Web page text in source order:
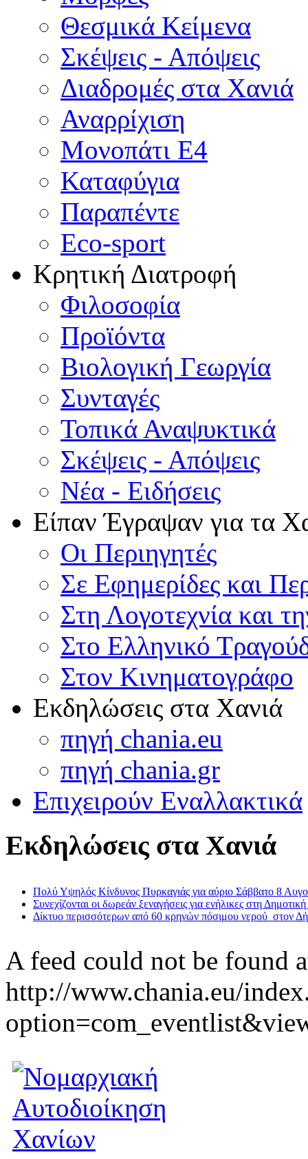
Θεσμικά Κείμενα
Σκέψεις - Απόψεις
Διαδρομές στα Χανιά
Αναρρίχιση
Μονοπάτι Ε4
Καταφύγια
Παραπέντε
Eco-sport
Κρητική Διατροφή
Φιλοσοφία
Προϊόντα
Βιολογική Γεωργία
Συνταγές
Τοπικά Αναψυκτικά
Σκέψεις - Απόψεις
Νέα - Ειδήσεις
Είπαν Έγραψαν για τα
Οι Περιηγητές
Σε Εφημερίδες και
Στη Λογοτεχνία και
Στο Ελληνικό
Στον Κινηματογράφο
Εκδηλώσεις στα Χανιά
πηγή chania.eu
πηγή chania.gr
Επιχειρούν Εναλλακτικά
Εκδηλώσεις στα Χανιά
Πολύ Υψηλός Κίνδυνος Πυρκαγιάς για αύριο Σάββατο 8
Συνεχίζονται οι δωρεάν ξεναγήσεις για ενήλικες στη
Δίκτυο περισσότερων από 60 κρηνών πόσιμου νερού στον
A feed could not be found
http://www.chania.eu/